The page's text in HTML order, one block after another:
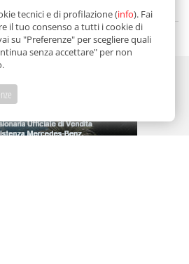
diRedazione
tecnici e di profilazione (info). Fai
il tuo consenso a tutti i cookie di
su "Preferenze" per scegliere quali
senza accettare" per non